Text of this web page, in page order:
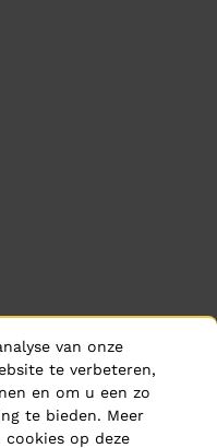
van onze
te verbeteren,
en om u een zo
te bieden. Meer
op deze